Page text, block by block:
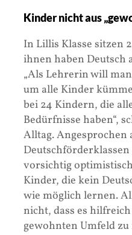
Kinder nicht aus
In Lillis Klasse sitzen
ihnen haben Deutsch
„Als Lehrerin will
um alle Kinder
bei 24 Kindern, die
Bedürfnisse haben“,
Alltag. Angesprochen
vorsichtig
Kinder, die kein
wie möglich lernen.
nicht, dass es
gewohnten Umfeld zu